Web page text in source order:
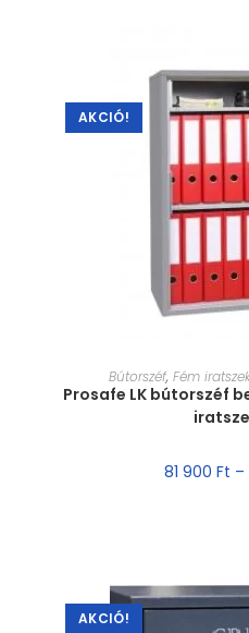
AKCIÓ!
MÉRET
Bútorszéf, Fém
Prosafe LK bútorszéf
81 900 Ft –
AKCIÓ!